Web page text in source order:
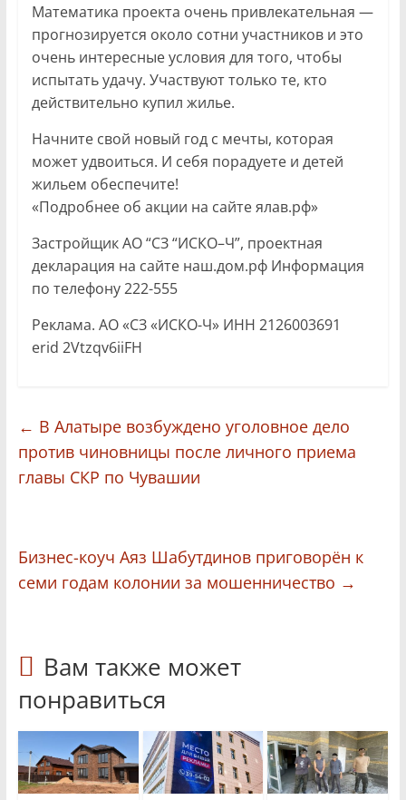
Математика проекта очень привлекательная —
прогнозируется около сотни участников и это
очень интересные условия для того, чтобы
испытать удачу. Участвуют только те, кто
действительно купил жилье.
Начните свой новый год с мечты, которая
может удвоиться. И себя порадуете и детей
жильем обеспечите!
«Подробнее об акции на сайте ялав.рф»
Застройщик АО “СЗ “ИСКО–Ч”, проектная
декларация на сайте наш.дом.рф Информация
по телефону 222-555
Реклама. АО «СЗ «ИСКО-Ч» ИНН 2126003691
erid 2Vtzqv6iiFH
← В Алатыре возбуждено уголовное дело
против чиновницы после личного приема
главы СКР по Чувашии
Бизнес-коуч Аяз Шабутдинов приговорён к
семи годам колонии за мошенничество →
Вам также может
понравиться